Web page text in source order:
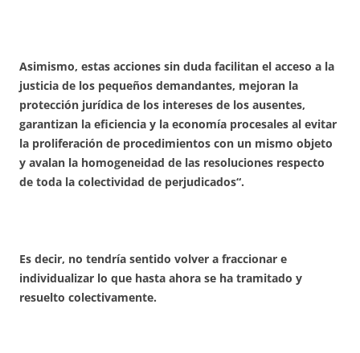
Asimismo, estas acciones sin duda facilitan el acceso a la
justicia de los pequeños demandantes, mejoran la
protección jurídica de los intereses de los ausentes,
garantizan la eficiencia y la economía procesales al evitar
la proliferación de procedimientos con un mismo objeto
y avalan la homogeneidad de las resoluciones respecto
de toda la colectividad de perjudicados“.
Es decir, no tendría sentido volver a fraccionar e
individualizar lo que hasta ahora se ha tramitado y
resuelto colectivamente.